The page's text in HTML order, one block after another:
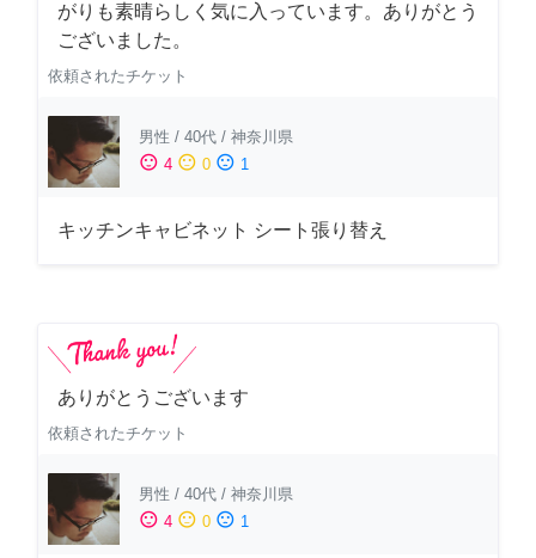
がりも素晴らしく気に入っています。ありがとう
ございました。
依頼されたチケット
男性 / 40代 / 神奈川県
sentiment_satisfied 4 sentiment_neutral 0 sentiment_dissatisfied 1
キッチンキャビネット シート張り替え
ありがとうございます
依頼されたチケット
男性 / 40代 / 神奈川県
sentiment_satisfied 4 sentiment_neutral 0 sentiment_dissatisfied 1